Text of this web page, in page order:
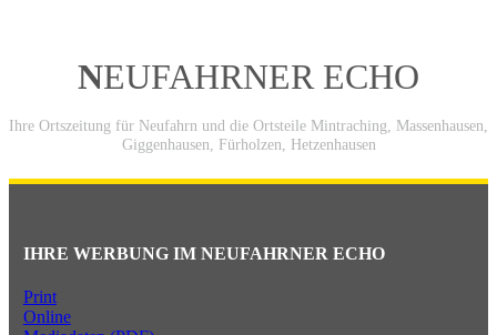
NEUFAHRNER ECHO
Ihre Ortszeitung für Neufahrn und die Ortsteile Mintraching, Massenhausen,
Giggenhausen, Fürholzen, Hetzenhausen
IHRE WERBUNG IM NEUFAHRNER ECHO
Print
Online